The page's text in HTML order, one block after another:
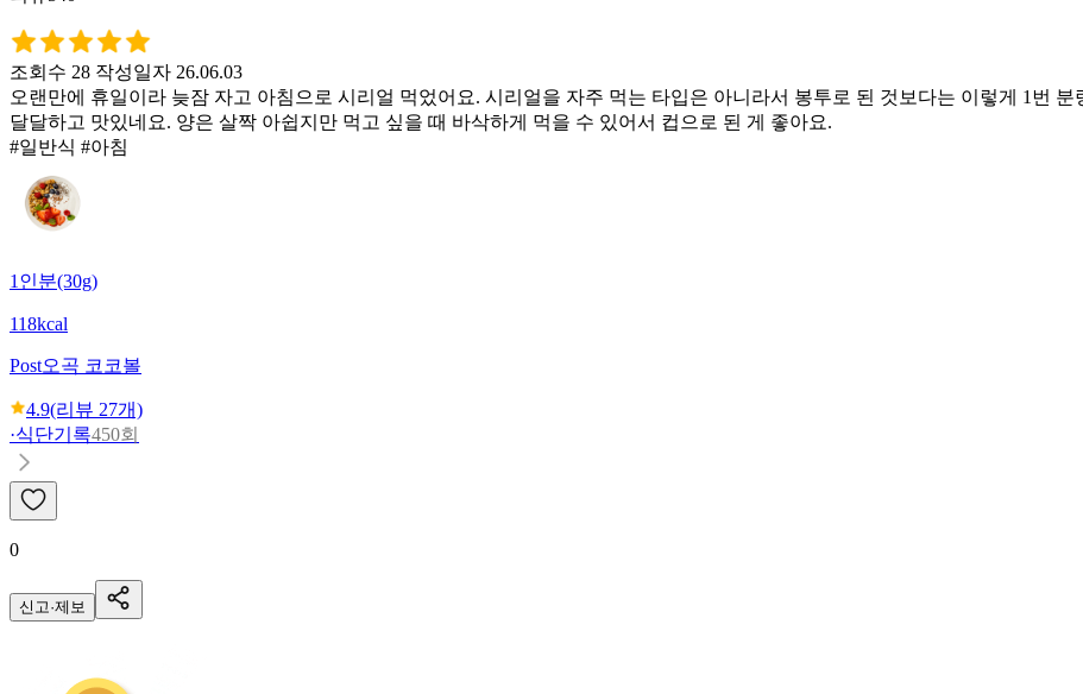
조회수 28 작성일자 26.06.03
오랜만에 휴일이라 늦잠 자고 아침으로 시리얼 먹었어요. 시리얼을 자주 먹는 타입은 아니라서 봉투로 된 것보다는 이렇게 1번
달달하고 맛있네요. 양은 살짝 아쉽지만 먹고 싶을 때 바삭하게 먹을 수 있어서 컵으로 된 게 좋아요.
#일반식 #아침
1인분(30g)
118kcal
Post오곡 코코볼
4.9(리뷰 27개)
·식단기록450회
0
신고·제보